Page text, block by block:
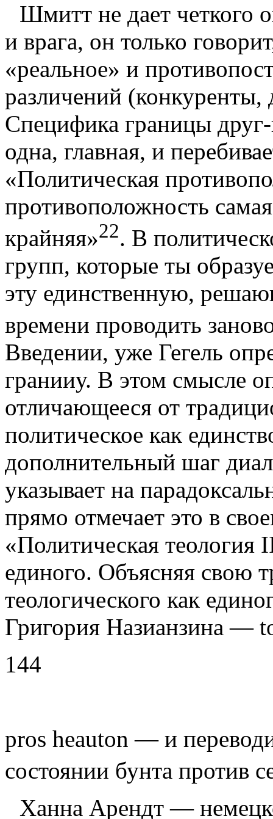
Шмитт не дает четкого
и вра­га, он только
«реальное» и
различений (конкуренты,
Специфика границы друг-
одна, главная, и
«Полити­ческая
противоположность
крайняя»22. В
групп, которые ты
эту единственную,
времени прово­дить
Введении, уже Гегель
гранииу. В этом смысле
отличающееся от
полити­ческое как
дополнительный шаг
указывает на
прямо отмечает это в
«Политическая
единого. Объясняя свою
теологического как
Григория Назианзина —
144
pros heauton — и
состоянии бунта против
Ханна Арендт —